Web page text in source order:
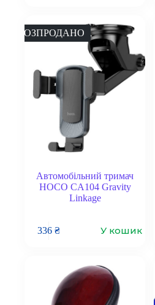
РОЗПРОДАНО
Автомобільний тримач
HOCO CA104 Gravity
Linkage
336 ₴ У кошик